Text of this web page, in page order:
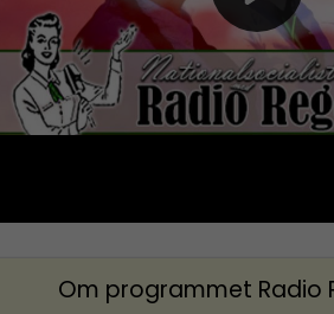
Om programmet Radio